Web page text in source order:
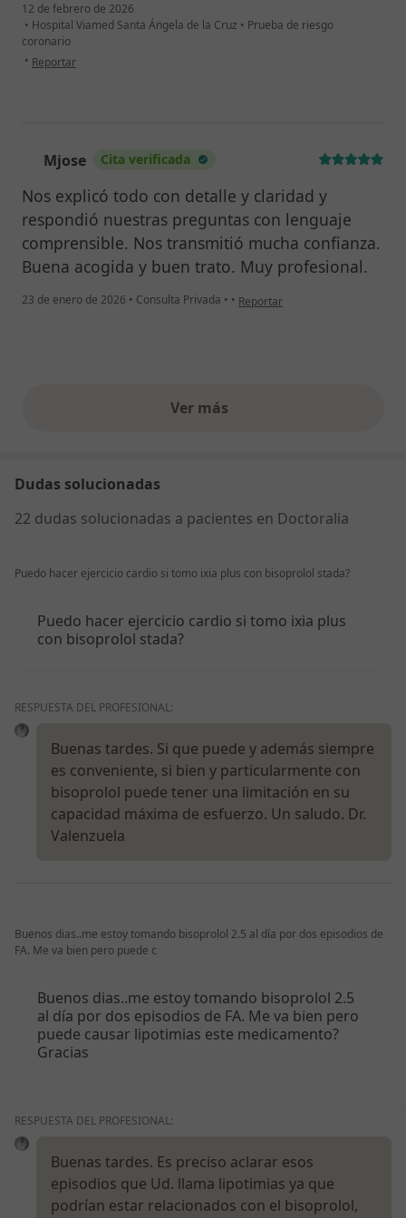
12 de febrero de 2026
• Hospital Viamed Santa Ángela de la Cruz • Prueba de riesgo
coronario
• en opinión del usuario Juan Luis Rodríguez García
Reportar
Mjose Cita verificada
Nos explicó todo con detalle y claridad y
respondió nuestras preguntas con lenguaje
comprensible. Nos transmitió mucha confianza.
Buena acogida y buen trato. Muy profesional.
23 de enero de 2026 • Consulta Privada • • en opinión del usuario Mjose
Reportar
Ver másopiniones anteriores
Dudas solucionadas
22 dudas solucionadas a pacientes en Doctoralia
Puedo hacer ejercicio cardio si tomo ixia plus con bisoprolol stada?
Puedo hacer ejercicio cardio si tomo ixia plus
con bisoprolol stada?
RESPUESTA DEL PROFESIONAL:
Buenas tardes. Si que puede y además siempre
es conveniente, si bien y particularmente con
bisoprolol puede tener una limitación en su
capacidad máxima de esfuerzo. Un saludo. Dr.
Valenzuela
Buenos dias..me estoy tomando bisoprolol 2.5 al día por dos episodios de
FA. Me va bien pero puede c
Buenos dias..me estoy tomando bisoprolol 2.5
al día por dos episodios de FA. Me va bien pero
puede causar lipotimias este medicamento?
Gracias
RESPUESTA DEL PROFESIONAL:
Buenas tardes. Es preciso aclarar esos
episodios que Ud. llama lipotimias ya que
podrían estar relacionados con el bisoprolol,